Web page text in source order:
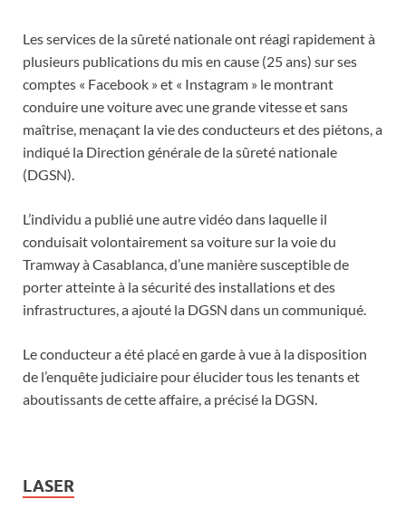
Les services de la sûreté nationale ont réagi rapidement à
plusieurs publications du mis en cause (25 ans) sur ses
comptes « Facebook » et « Instagram » le montrant
conduire une voiture avec une grande vitesse et sans
maîtrise, menaçant la vie des conducteurs et des piétons, a
indiqué la Direction générale de la sûreté nationale
(DGSN).
L’individu a publié une autre vidéo dans laquelle il
conduisait volontairement sa voiture sur la voie du
Tramway à Casablanca, d’une manière susceptible de
porter atteinte à la sécurité des installations et des
infrastructures, a ajouté la DGSN dans un communiqué.
Le conducteur a été placé en garde à vue à la disposition
de l’enquête judiciaire pour élucider tous les tenants et
aboutissants de cette affaire, a précisé la DGSN.
LASER